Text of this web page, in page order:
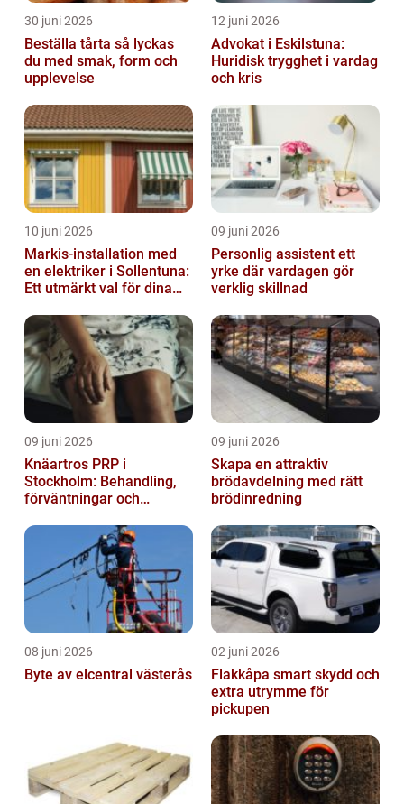
30 juni 2026
Beställa tårta så lyckas
du med smak, form och
upplevelse
12 juni 2026
Advokat i Eskilstuna:
Huridisk trygghet i vardag
och kris
10 juni 2026
Markis-installation med
en elektriker i Sollentuna:
Ett utmärkt val för dina
09 juni 2026
Personlig assistent ett
yrke där vardagen gör
verklig skillnad
09 juni 2026
Knäartros PRP i
Stockholm: Behandling,
förväntningar och
09 juni 2026
Skapa en attraktiv
brödavdelning med rätt
brödinredning
08 juni 2026
Byte av elcentral västerås
02 juni 2026
Flakkåpa smart skydd och
extra utrymme för
pickupen